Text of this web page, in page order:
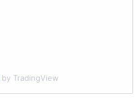
by TradingView